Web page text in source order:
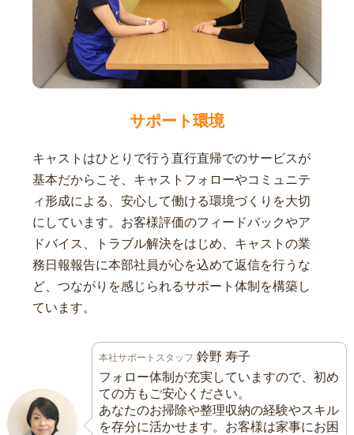
サポート環境
キャストはひとりで行う直行直帰でのサービスが
基本だからこそ、キャストフォローやコミュニテ
ィ形成による、安心して働ける環境づくりを大切
にしています。お客様評価のフィードバックやア
ドバイス、トラブル解決をはじめ、キャストの業
務日報報告に本部社員が心を込めて返信を行うな
ど、つながりを感じられるサポート体制を構築し
ています。
本社サポートスタッフ 鈴野 寿子
フォロー体制が充実していますので、初め
ての方もご安心ください。
あなたのお掃除や整理収納の経験やスキル
を存分に活かせます。お客様は家事にお困